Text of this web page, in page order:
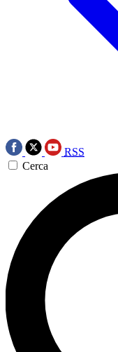
RSS
Cerca